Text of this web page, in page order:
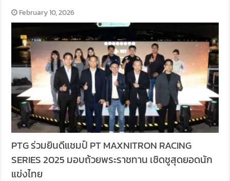
February 10, 2026
PTG ร่วมยินดีแชมป์ PT MAXNITRON RACING
SERIES 2025 มอบถ้วยพระราชทาน เชิดชูสุดยอดนัก
แข่งไทย